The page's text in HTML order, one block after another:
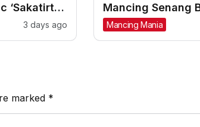
‘Sakatirta’
4,50 m
3 days ago
Mancing Senang
Kim Joran, Joran
Doorprize
Mancing Mania
marked *